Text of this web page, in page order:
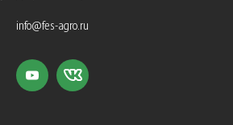
info@fes-agro.ru